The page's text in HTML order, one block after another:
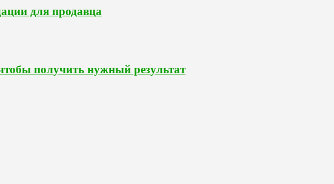
для продавца
получить нужный результат